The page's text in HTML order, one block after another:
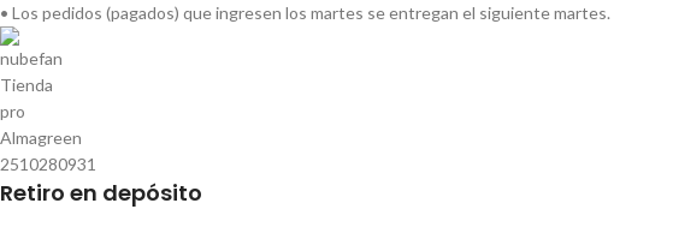
• Los pedidos (pagados) que ingresen los martes se entregan el siguiente martes.
Retiro en depósito